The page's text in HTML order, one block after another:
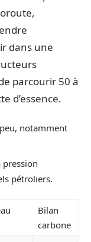
dans une
parcourir 50 à
d’essence.
notamment
pression
pétroliers.
Bilan
carbone